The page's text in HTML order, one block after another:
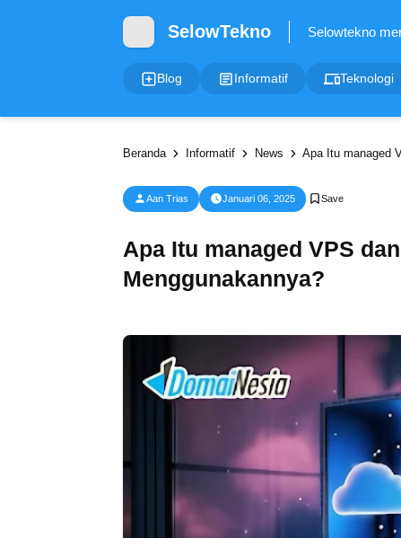
SelowTekno
Blog Informatif Teknologi
Beranda Informatif News Apa Itu managed
Aan Trias Januari 06, 2025
Apa Itu managed VPS
Menggunakannya?